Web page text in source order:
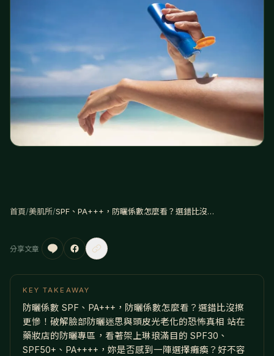
首頁/美肌所/ SPF、PA+++，防曬係數怎麼看？選錯比沒擦更慘！
分享文章
KEY TAKEAWAY
防曬係數 SPF、PA+++，防曬係數怎麼看？選錯比沒擦
更慘！破解臉部防曬迷思與頭皮光老化的恐怖真相 站在
藥妝店的防曬專區，看著架上琳琅滿目的 SPF30、
SPF50+、PA++++，妳是否感到一陣選擇癱瘓？好不容